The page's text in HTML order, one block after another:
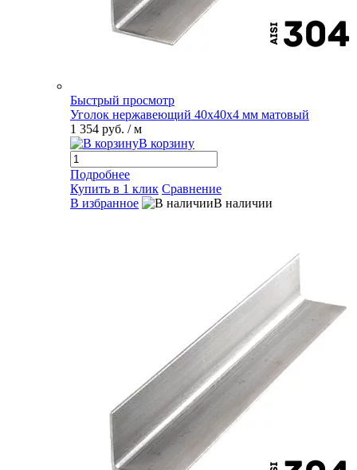
Быстрый просмотр
Уголок нержавеющий 40х40х4 мм матовый
1 354 руб. / м
В корзину
Подробнее
Купить в 1 клик Сравнение
В избранное
В наличии